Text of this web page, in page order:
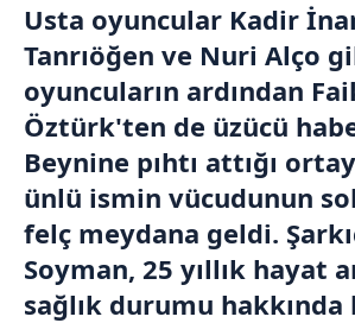
Usta oyuncular Kadir
Tanrıöğen ve Nuri Alço
oyuncuların ardından
Öztürk'ten de üzücü
Beynine pıhtı attığı
ünlü ismin vücudunun
felç meydana geldi.
Soyman, 25 yıllık hayat
sağlık durumu